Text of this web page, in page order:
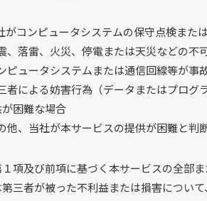
がコンピュータシステムの保守点検また
、落雷、火災、停電または天災などの不
ピュータシステムまたは通信回線等が事
者による妨害行為（データまたはプログ
困難な場合
他、当社が本サービスの提供が困難と判
項及び前項に基づく本サービスの全部
三者が被った不利益または損害につい